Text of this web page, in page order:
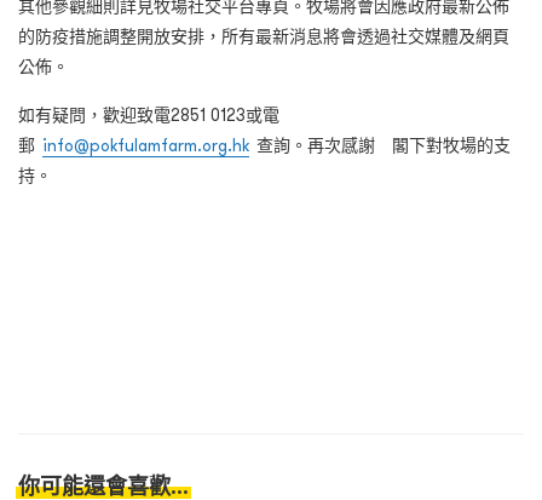
其他參觀細則詳見牧場社交平台專頁。牧場將會因應政府最新公佈
的防疫措施調整開放安排，所有最新消息將會透過社交媒體及網頁
公佈。
如有疑問，歡迎致電2851 0123或電
郵 info@pokfulamfarm.org.hk 查詢。再次感謝 閣下對牧場的支
持。
你可能還會喜歡...